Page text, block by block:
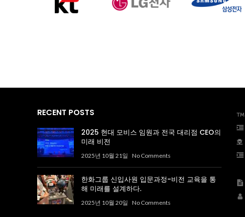
RECENT POSTS
2025 현대 모비스 임원과 전국 대리점 CEO의
미래 비전
2025년 10월 21일 No Comments
한화그룹 신입사원 입문과정-비전 교육을 통
해 미래를 설계하다.
2025년 10월 20일 No Comments
호